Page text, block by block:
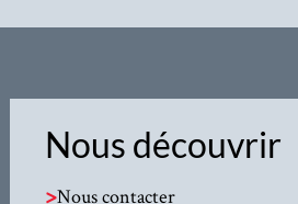
Nous découvrir
>Nous contacter